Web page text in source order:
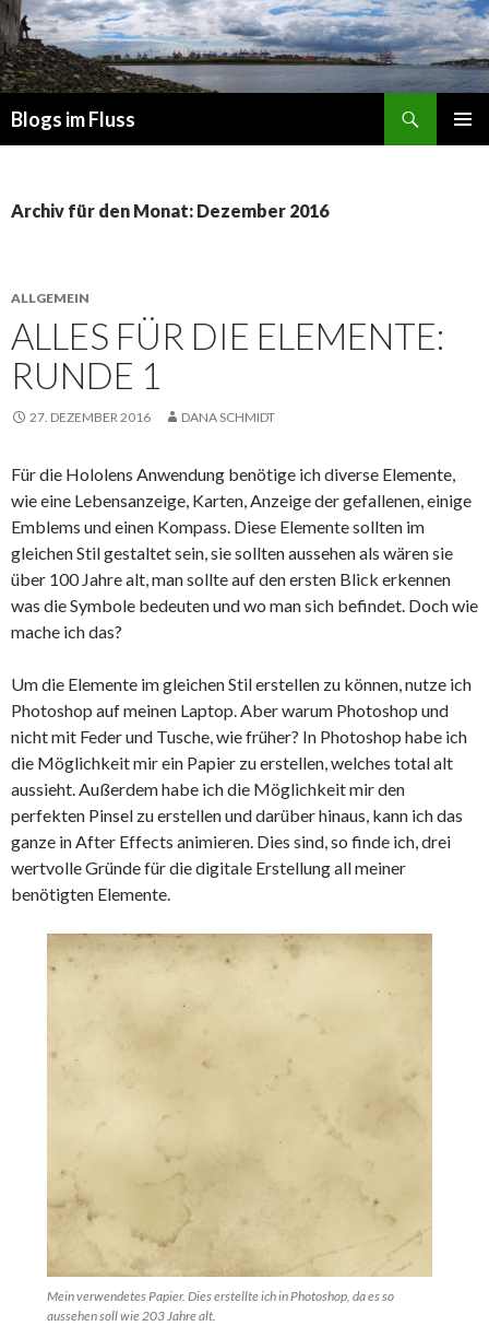
Blogs im Fluss
Archiv für den Monat: Dezember 2016
ALLGEMEIN
ALLES FÜR DIE ELEMENTE:
RUNDE 1
27. DEZEMBER 2016 DANA SCHMIDT
Für die Hololens Anwendung benötige ich diverse Elemente,
wie eine Lebensanzeige, Karten, Anzeige der gefallenen, einige
Emblems und einen Kompass. Diese Elemente sollten im
gleichen Stil gestaltet sein, sie sollten aussehen als wären sie
über 100 Jahre alt, man sollte auf den ersten Blick erkennen
was die Symbole bedeuten und wo man sich befindet. Doch wie
mache ich das?
Um die Elemente im gleichen Stil erstellen zu können, nutze ich
Photoshop auf meinen Laptop. Aber warum Photoshop und
nicht mit Feder und Tusche, wie früher? In Photoshop habe ich
die Möglichkeit mir ein Papier zu erstellen, welches total alt
aussieht. Außerdem habe ich die Möglichkeit mir den
perfekten Pinsel zu erstellen und darüber hinaus, kann ich das
ganze in After Effects animieren. Dies sind, so finde ich, drei
wertvolle Gründe für die digitale Erstellung all meiner
benötigten Elemente.
Mein verwendetes Papier. Dies erstellte ich in Photoshop, da es so
aussehen soll wie 203 Jahre alt.